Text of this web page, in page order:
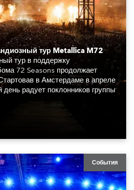
тур Metallica M72
тур в поддержку
72 Seasons продолжает
в Амстердаме в апреле
день радует поклонников группы
События